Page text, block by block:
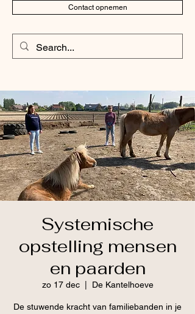
Contact opnemen
Systemische
opstelling mensen
en paarden
zo 17 dec
  |
De Kantelhoeve
De stuwende kracht van familiebanden in je